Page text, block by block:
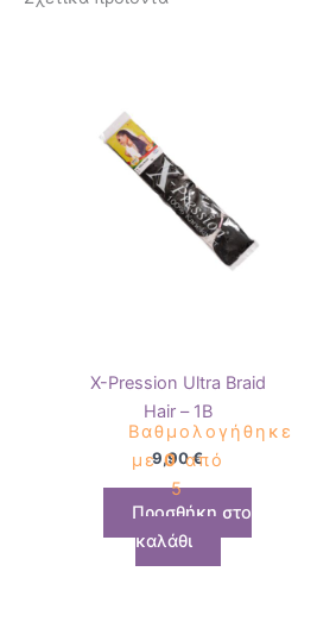
X-Pression Ultra Braid
Hair – 1B
Βαθμολογήθηκε
με0από
5
9,90€
Προσθήκη στο
καλάθι